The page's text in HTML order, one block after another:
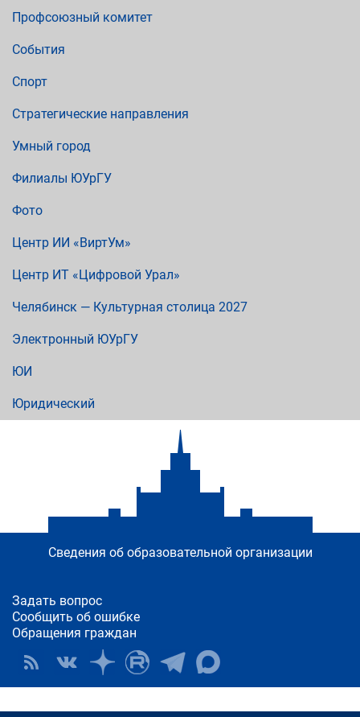
Профсоюзный комитет
События
Спорт
Стратегические направления
Умный город
Филиалы ЮУрГУ
Фото
Центр ИИ «ВиртУм»
Центр ИТ «Цифровой Урал»
Челябинск — Культурная столица 2027
Электронный ЮУрГУ
ЮИ
Юридический
Сведения об образовательной организации
Задать вопрос
Сообщить об ошибке
Обращения граждан